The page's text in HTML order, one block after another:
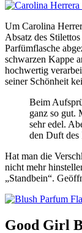
Um Carolina
Absatz des
Parfümflasche
schwarzen Kappe
hochwertig
seiner Schönheit
Beim
ganz so gut.
sehr edel.
den Duft des
Hat man die
nicht mehr
„Standbein“.
Good Girl